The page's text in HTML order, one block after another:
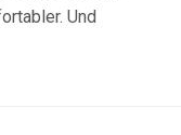
Und